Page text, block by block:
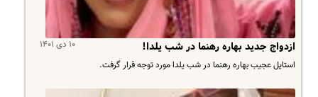
۱۰ دی ۱۴۰۱ ازدواج جدید بهاره رهنما در شب یلدا!
استایل عجیب بهاره رهنما در شب یلدا مورد توجه قرار گرفت.